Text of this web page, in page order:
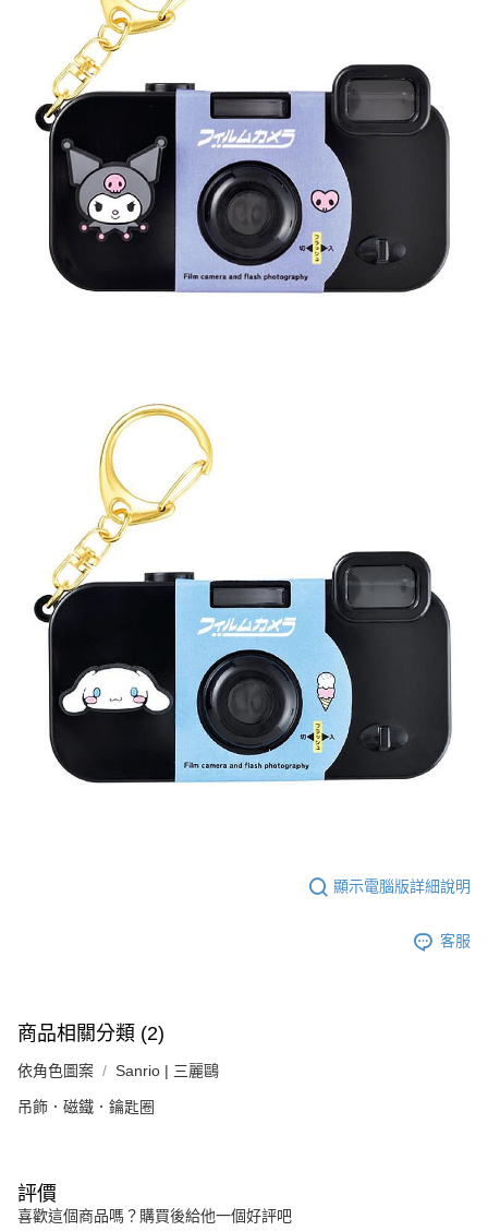
顯示電腦版詳細說明
客服
商品相關分類 (2)
依角色圖案 Sanrio | 三麗鷗
吊飾．磁鐵．鑰匙圈
評價
喜歡這個商品嗎？購買後給他一個好評吧